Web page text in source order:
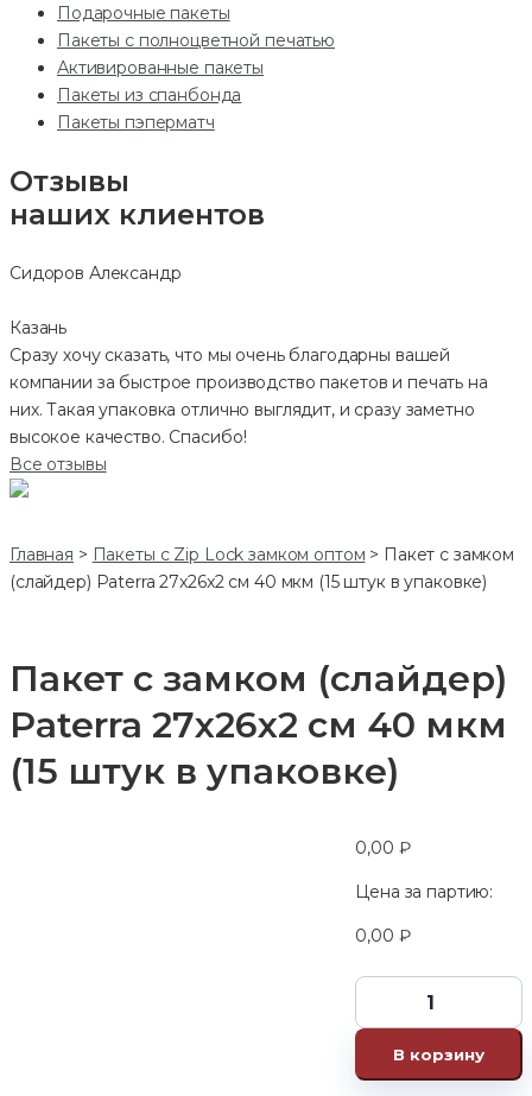
Подарочные пакеты
Пакеты с полноцветной печатью
Активированные пакеты
Пакеты из спанбонда
Пакеты пэперматч
Отзывы
наших клиентов
Сидоров Александр
Казань
Сразу хочу сказать, что мы очень благодарны вашей
компании за быстрое производство пакетов и печать на
них. Такая упаковка отлично выглядит, и сразу заметно
высокое качество. Спасибо!
Все отзывы
Главная > Пакеты с Zip Lock замком оптом > Пакет с замком
(слайдер) Paterra 27x26x2 см 40 мкм (15 штук в упаковке)
Пакет с замком (слайдер)
Paterra 27x26x2 см 40 мкм
(15 штук в упаковке)
0,00 ₽
Цена за партию:
0,00 ₽
В корзину